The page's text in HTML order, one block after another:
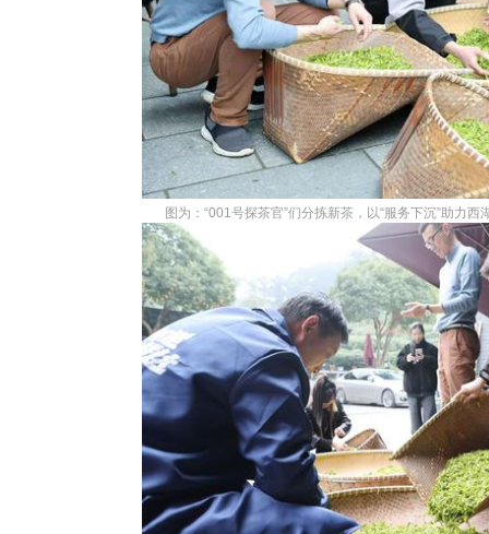
图为：“001号探茶官”们分拣新茶，以“服务下沉”助力